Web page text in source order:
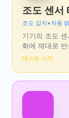
조도 센서
조도 감지 •자동
기기의 조도
화에 제대로
테스트 시작